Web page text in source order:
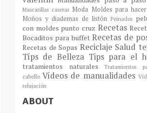
Mascarillas caseras Moda Moldes para
Moños y diademas de listónPeinados
con moldes punto cruz Recetas
Bocaditos para buffetRecetas de
Recetas de Sopas Reciclaje Salud
Típs de Belleza Tips para el
tratamientos naturales
Tratamientos
cabello Vídeos de manualidades
relajación
ABOUT